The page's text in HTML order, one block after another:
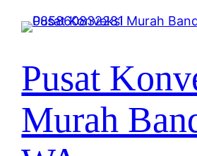
Lewati
Pusat
Murah